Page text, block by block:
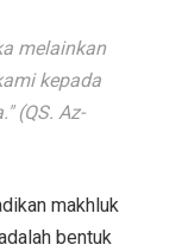
melainkan
kepada
(QS. Az-
makhluk
bentuk